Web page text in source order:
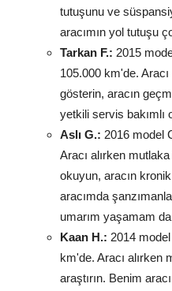
tutuşunu ve
aracımın yol tutuşu
Tarkan F.: 2015
105.000 km'de.
gösterin, aracın
yetkili servis bakımlı
Aslı G.: 2016 model
Aracı alırken
okuyun, aracın
aracımda
umarım yaşamam
Kaan H.: 2014
km'de. Aracı alırken
araştırın. Benim